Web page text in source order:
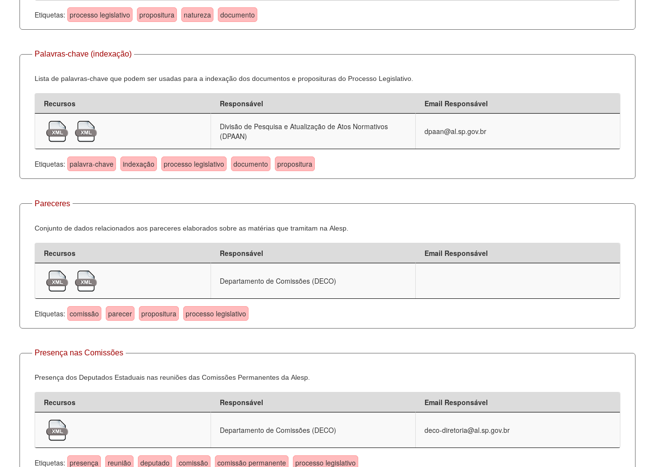
Etiquetas: processo legislativo propositura natureza documento
Palavras-chave (indexação)
Lista de palavras-chave que podem ser usadas para a indexação dos documentos e proposituras do Processo Legislativo.
Recursos Responsável Email Responsável
Divisão de Pesquisa e Atualização de Atos Normativos
(DPAAN)
dpaan@al.sp.gov.br
Etiquetas: palavra-chave indexação processo legislativo documento propositura
Pareceres
Conjunto de dados relacionados aos pareceres elaborados sobre as matérias que tramitam na Alesp.
Recursos Responsável Email Responsável
Departamento de Comissões (DECO)
Etiquetas: comissão parecer propositura processo legislativo
Presença nas Comissões
Presença dos Deputados Estaduais nas reuniões das Comissões Permanentes da Alesp.
Recursos Responsável Email Responsável
Departamento de Comissões (DECO) deco-diretoria@al.sp.gov.br
Etiquetas: presença reunião deputado comissão comissão permanente processo legislativo